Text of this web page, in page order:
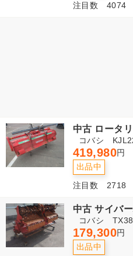
注目数 4074
中古 ロータ
コバシ
419,980円
出品中
注目数 2718
中古 サイバ
コバシ
179,300円
出品中